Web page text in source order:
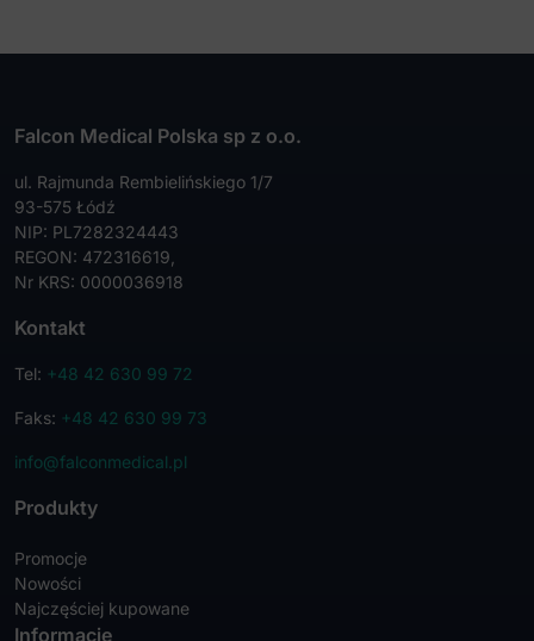
Falcon Medical Polska sp z o.o.
ul. Rajmunda Rembielińskiego 1/7
93-575 Łódź
NIP: PL7282324443
REGON: 472316619,
Nr KRS: 0000036918
Kontakt
Tel: +48 42 630 99 72
Faks: +48 42 630 99 73
info@falconmedical.pl
Produkty
Promocje
Nowości
Najczęściej kupowane
Informacje